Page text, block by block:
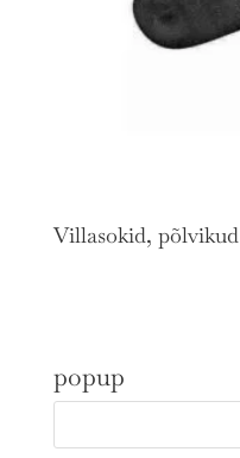
Villasokid, põlvikud
popup